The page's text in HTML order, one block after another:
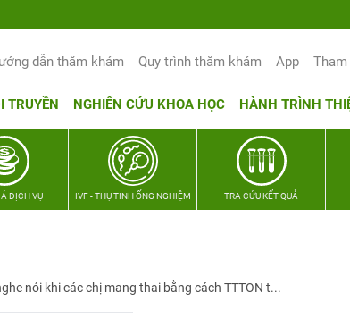
dẫn thăm khám Quy trình thăm khám App
TRUYỀN NGHIÊN CỨU KHOA HỌC HÀNH TRÌNH
DỊCH VỤ IVF - THỤ TINH ỐNG NGHIỆM TRA CỨU KẾT QUẢ
nói khi các chị mang thai bằng cách TTTON t...